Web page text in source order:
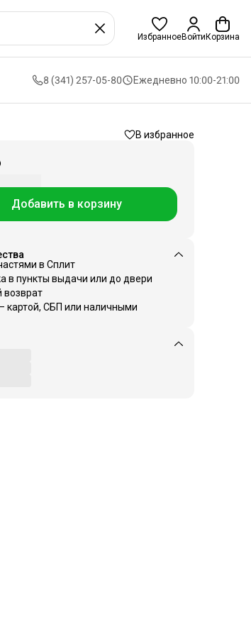
ИзбранноеВойти Корзина
8 (341) 257-05-80 Ежедневно 10:00-21:00
В избранное
Добавить в корзину
в Сплит
в пункты выдачи или до двери
возврат
картой, СБП или наличными